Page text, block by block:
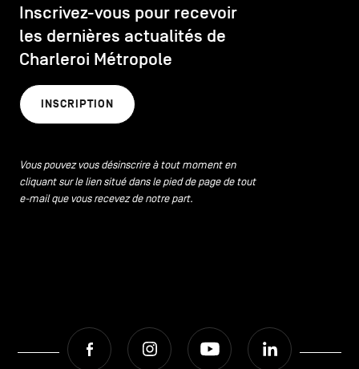
Inscrivez-vous pour recevoir
les dernières actualités de
Charleroi Métropole
INSCRIPTION
Vous pouvez vous désinscrire à tout moment en
cliquant sur le lien situé dans le pied de page de tout
e-mail que vous recevez de notre part.
Facebook Instagram Youtube